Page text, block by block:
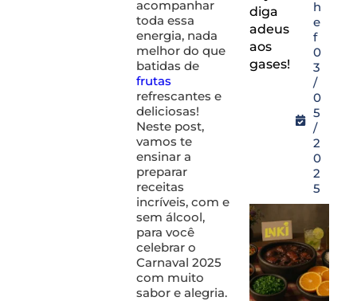
acompanhar
toda essa
energia, nada
melhor do que
batidas de
frutas
refrescantes e
deliciosas!
Neste post,
vamos te
ensinar a
preparar
receitas
incríveis, com e
sem álcool,
para você
celebrar o
Carnaval 2025
com muito
sabor e alegria.
diga
adeus
aos
gases!
h
e
f
0
3
/
0
5
/
2
0
2
5